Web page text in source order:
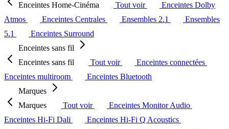
Enceintes Home-Cinéma
Tout voir
Enceintes Dolby
Atmos
Enceintes Centrales Ensembles 2.1
Ensembles
5.1
Enceintes Surround
Enceintes sans fil
Enceintes sans fil
Tout voir
Enceintes connectées
Enceintes multiroom
Enceintes Bluetooth
Marques
Marques
Tout voir
Enceintes Monitor Audio
Enceintes Hi-Fi Dali
Enceintes Hi-Fi Q Acoustics